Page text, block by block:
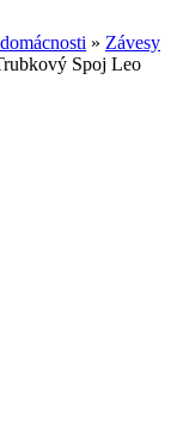
» Závesy
Spoj Leo